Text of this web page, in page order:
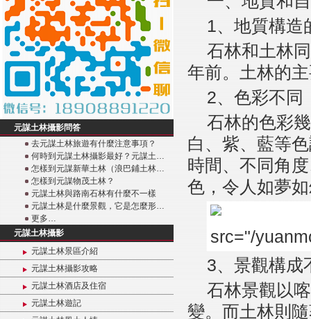
元謀土林攝影問答
去元謀土林旅遊有什麼注意事項？
何時到元謀土林攝影最好？元謀土…
怎樣到元謀新華土林（浪巴鋪土林…
怎樣到元謀物茂土林？
元謀土林與路南石林有什麼不一樣
元謀土林是什麼景觀，它是怎麼形…
更多…
元謀土林攝影
元謀土林景區介紹
元謀土林攝影攻略
元謀土林酒店及住宿
元謀土林遊記
1、地質構造
石林和土林
年前。土林的
2、色彩不同
石林的色彩
白、紫、藍等
時間、不同角
色，令人如夢
3、景觀構成
石林景觀以
變。而土林則